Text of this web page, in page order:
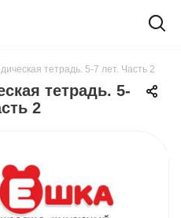
тетрадь. 5-7 лет. Часть 2
тетрадь. 5-
2